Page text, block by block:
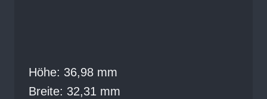
Höhe: 36,98 mm
Breite: 32,31 mm